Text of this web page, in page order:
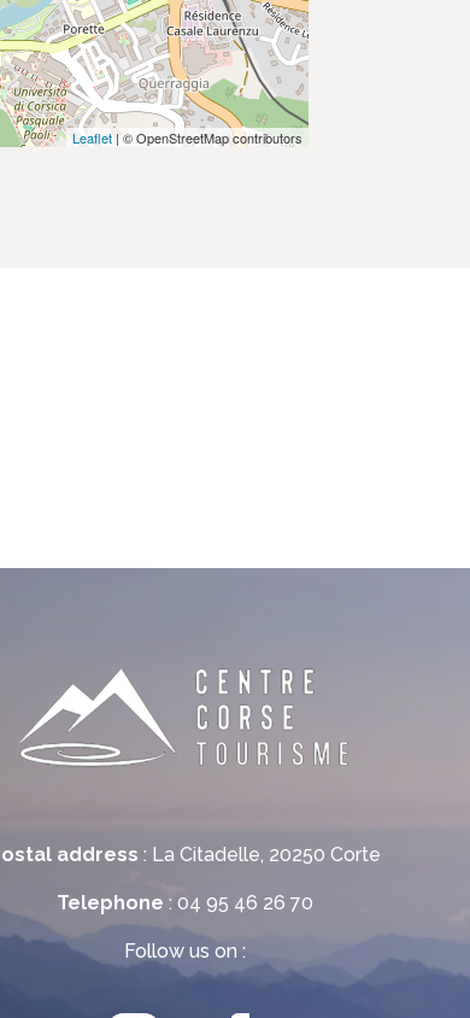
Leaflet| © OpenStreetMap contributors
address : La Citadelle, 20250 Corte
Telephone : 04 95 46 26 70
Follow us on :